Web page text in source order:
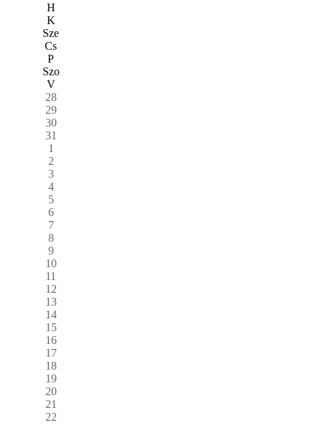
H
K
Sze
Cs
P
Szo
V
28
29
30
31
1
2
3
4
5
6
7
8
9
10
11
12
13
14
15
16
17
18
19
20
21
22